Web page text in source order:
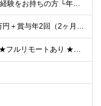
◆何らかのシステム開発経験をお持ちの方 └年数・言語・業界不問 └目安：5年以上の経験があり、一人称で業務ができる方を想定しています ◆学歴不問 ★まずは堅苦しさのないカジュアル面談からスタート！
◆年俸450万円～1,000万円＋賞与年2回（2ヶ月分以上支給の実績あり） ※上記を14分割し、月ごとにお支払いいたします ※経験・能力・スキルに加え、案件単価を加味して決定いたします ※固定残業代
★リモート案件9割以上 ★フルリモートあり ★希望を考慮してアサイン ……… 東京都、神奈川県、埼玉県、千葉県のプロジェクト先での勤務となります。 ＜補足＞ 【本社所在地】 東京都渋谷区代々木1-3